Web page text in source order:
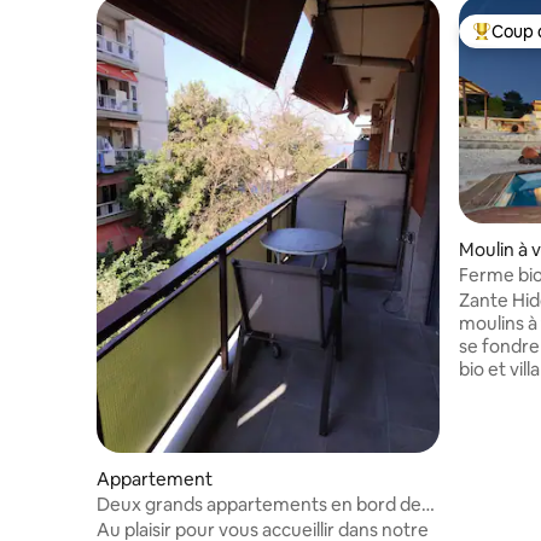
Appartement
Deux grands appartements en bord de
mer dans le même bâtiment
Au plaisir pour vous accueillir dans notre
Coups
Coup
Moulin à
Ferme
dans les
Zante
moulins
se
bio et